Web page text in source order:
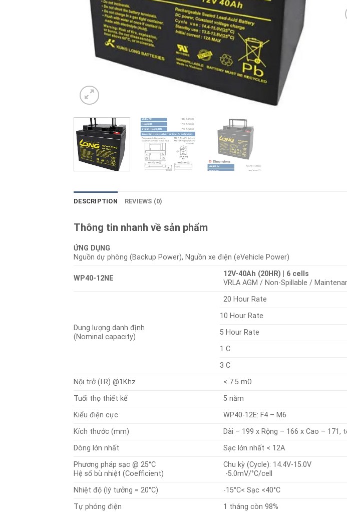
DESCRIPTION REVIEWS (0)
Thông tin nhanh về sản phẩm
ỨNG DỤNG
Nguồn dự phòng (Backup Power), Nguồn xe điện (eVehicle Power)
WP40-12NE
12V-40Ah (20HR) | 6 cells
VRLA AGM / Non-Spillable /
Dung lượng danh định
(Nominal capacity)
20 Hour Rate
10 Hour Rate
5 Hour Rate
1 C
3 C
Nội trở (I.R) @1Khz
< 7.5 mΩ
Tuổi thọ thiết kế
5 năm
Kiểu điện cực
WP40-12E: F4 – M6
Kích thước (mm)
Dài – 199 x Rộng – 166 x Cao – 171,
Dòng lớn nhất
Sạc lớn nhất < 12A
Phương pháp sạc @ 25°C
Hệ số bù nhiệt (Coefficient)
Chu kỳ (Cycle): 14.4V-15.0V
-5.0mV/°C/cell
Nhiệt độ (lý tưởng = 20°C)
-15°C< Sạc <40°C
Tự phóng điện
1 tháng còn 98%